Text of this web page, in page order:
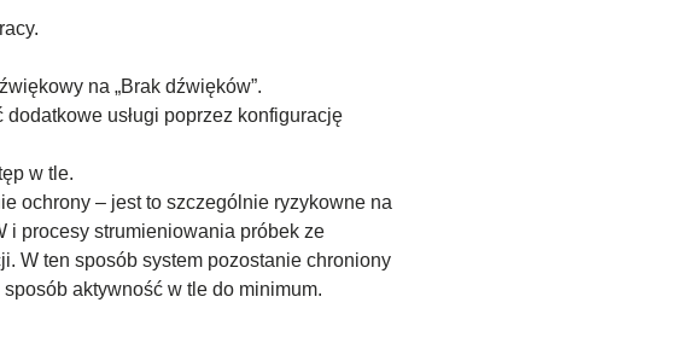
na „Brak dźwięków”.
usługi poprzez konfigurację
w tle.
ochrony – jest to szczególnie ryzykowne na
i procesy strumieniowania próbek ze
W ten sposób system pozostanie chroniony
aktywność w tle do minimum.